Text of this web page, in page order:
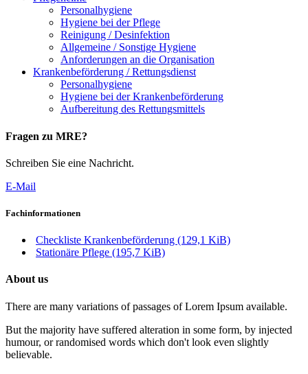
Personalhygiene
Hygiene bei der Pflege
Reinigung / Desinfektion
Allgemeine / Sonstige Hygiene
Anforderungen an die Organisation
Krankenbeförderung / Rettungsdienst
Personalhygiene
Hygiene bei der Krankenbeförderung
Aufbereitung des Rettungsmittels
Fragen zu MRE?
Schreiben Sie eine Nachricht.
E-Mail
Fachinformationen
Checkliste Krankenbeförderung (129,1 KiB)
Stationäre Pflege (195,7 KiB)
About us
There are many variations of passages of Lorem Ipsum available.
But the majority have suffered alteration in some form, by injected
humour, or randomised words which don't look even slightly
believable.